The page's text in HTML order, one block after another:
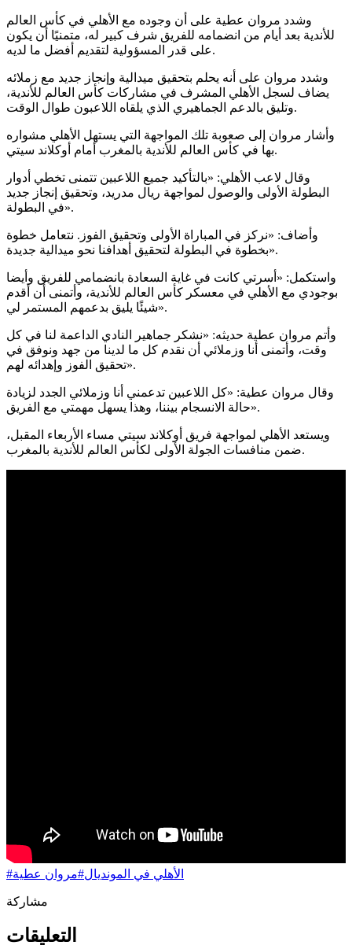
وشدد مروان عطية على أن وجوده مع الأهلي في كأس العالم
للأندية بعد أيام من انضمامه للفريق شرف كبير له، متمنيًا أن يكون
على قدر المسؤولية لتقديم أفضل ما لديه.
وشدد مروان على أنه يحلم بتحقيق ميدالية وإنجاز جديد مع زملائه
يضاف لسجل الأهلي المشرف في مشاركات كأس العالم للأندية،
وتليق بالدعم الجماهيري الذي يلقاه اللاعبون طوال الوقت.
وأشار مروان إلى صعوبة تلك المواجهة التي يستهل الأهلي مشواره
بها في كأس العالم للأندية بالمغرب أمام أوكلاند سيتي.
وقال لاعب الأهلي: «بالتأكيد جميع اللاعبين تتمنى تخطي أدوار
البطولة الأولى والوصول لمواجهة ريال مدريد، وتحقيق إنجاز جديد
في البطولة».
وأضاف: «نركز في المباراة الأولى وتحقيق الفوز. نتعامل خطوة
بخطوة في البطولة لتحقيق أهدافنا نحو ميدالية جديدة».
واستكمل: «أسرتي كانت في غاية السعادة بانضمامي للفريق وأيضا
بوجودي مع الأهلي في معسكر كأس العالم للأندية، وأتمنى أن أقدم
شيئًا يليق بدعمهم المستمر لي».
وأتم مروان عطية حديثه: «نشكر جماهير النادي الداعمة لنا في كل
وقت، وأتمنى أنا وزملائي أن نقدم كل ما لدينا من جهد ونوفق في
تحقيق الفوز وإهدائه لهم».
وقال مروان عطية: «كل اللاعبين تدعمني أنا وزملائي الجدد لزيادة
حالة الانسجام بيننا، وهذا يسهل مهمتي مع الفريق».
ويستعد الأهلي لمواجهة فريق أوكلاند سيتي مساء الأربعاء المقبل،
ضمن منافسات الجولة الأولى لكأس العالم للأندية بالمغرب.
# الأهلي في المونديال#مروان عطية
مشاركة
التعليقات